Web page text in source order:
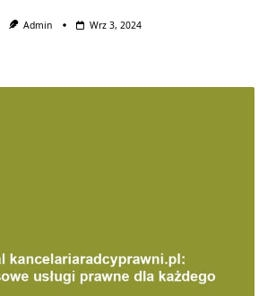
Admin Wrz 3, 2024